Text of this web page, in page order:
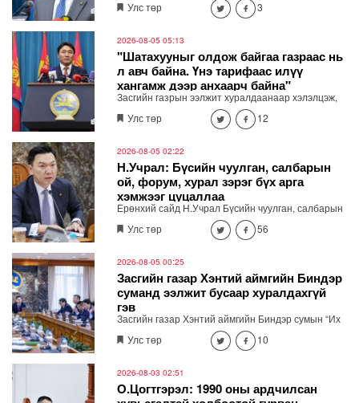
нэг эх үүсвэрээс худалдан авах журмыг баталжээ.
Улс төр 3
2026-08-05 05:13
"Шатахууныг олдож байгаа газраас нь
л авч байна. Үнэ тарифаас илүү
хангамж дээр анхаарч байна"
Засгийн газрын ээлжит хуралдаанаар хэлэлцэж,
шийдвэрлэсэн асуудлыг танилцуулж байна.
Улс төр 12
2026-08-05 02:22
Н.Учрал: Бүсийн чуулган, салбарын
ой, форум, хурал зэрэг бүх арга
хэмжээг цуцаллаа
Ерөнхий сайд Н.Учрал Бүсийн чуулган, салбарын
ой, форум, хурал гээд бүх арга хэмжээг цуцалж
байна. Засгийн газрын зөвшөөрөлгүй гадаад
байгуулах шаардлагатай бол цахимаар хийнэ.
Хэмнэсэн төсөв өвөлжилтийн бэлтгэл, эрчим хүч,
шатахууны хангамж, иргэдийн амьдралд хэрэгтэй
ажлуудад зарцуулна" хэмээн мэдэгдлээ.
Улс төр 56
2026-08-05 00:25
Засгийн газар Хэнтий аймгийн Биндэр
суманд ээлжит бусаар хуралдахгүй
гэв
Засгийн газар Хэнтий аймгийн Биндэр сумын “Их
хуралдай” цогцолборт ээлжит бусаар хуралдахгүй
гэж мэдээллээ.
Улс төр 10
2026-08-03 02:51
О.Цогтгэрэл: 1990 оны ардчилсан